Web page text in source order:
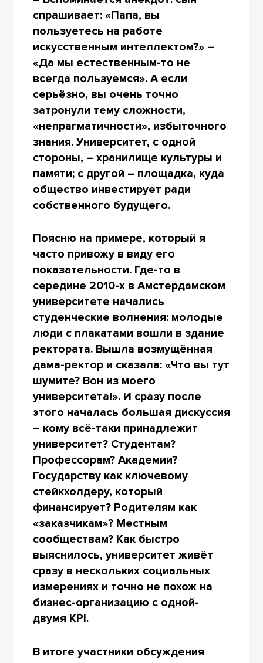
спрашивает: «Папа, вы
пользуетесь на работе
искусственным интеллектом?» –
«Да мы естественным-то не
всегда пользуемся». А если
серьёзно, вы очень точно
затронули тему сложности,
«непрагматичности», избыточного
знания. Университет, с одной
стороны, – хранилище культуры и
памяти; с другой – площадка, куда
общество инвестирует ради
собственного будущего.
Поясню на примере, который я
часто привожу в виду его
показательности. Где-то в
середине 2010-х в Амстердамском
университете начались
студенческие волнения: молодые
люди с плакатами вошли в здание
ректората. Вышла возмущённая
дама-ректор и сказала: «Что вы тут
шумите? Вон из моего
университета!». И сразу после
этого началась большая дискуссия
– кому всё-таки принадлежит
университет? Студентам?
Профессорам? Академии?
Государству как ключевому
стейкхолдеру, который
финансирует? Родителям как
«заказчикам»? Местным
сообществам? Как быстро
выяснилось, университет живёт
сразу в нескольких социальных
измерениях и точно не похож на
бизнес-организацию с одной-
двумя KPI.
В итоге участники обсуждения